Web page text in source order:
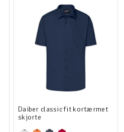
Daiber classic fit kortærmet
skjorte